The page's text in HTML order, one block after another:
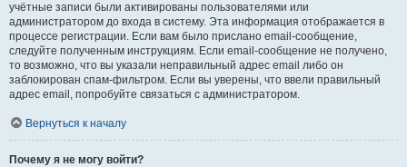
учётные записи были активированы пользователями или
администратором до входа в систему. Эта информация отображается в
процессе регистрации. Если вам было прислано email-сообщение,
следуйте полученным инструкциям. Если email-сообщение не получено,
то возможно, что вы указали неправильный адрес email либо он
заблокирован спам-фильтром. Если вы уверены, что ввели правильный
адрес email, попробуйте связаться с администратором.
Вернуться к началу
Почему я не могу войти?